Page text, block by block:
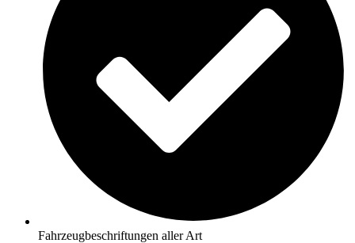
Fahrzeugbeschriftungen aller Art